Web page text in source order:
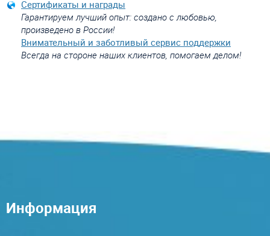
Сертификаты и награды
Гарантируем лучший опыт: создано с любовью,
произведено в России!
Внимательный и заботливый сервис поддержки
Всегда на стороне наших клиентов, помогаем делом!
Информация